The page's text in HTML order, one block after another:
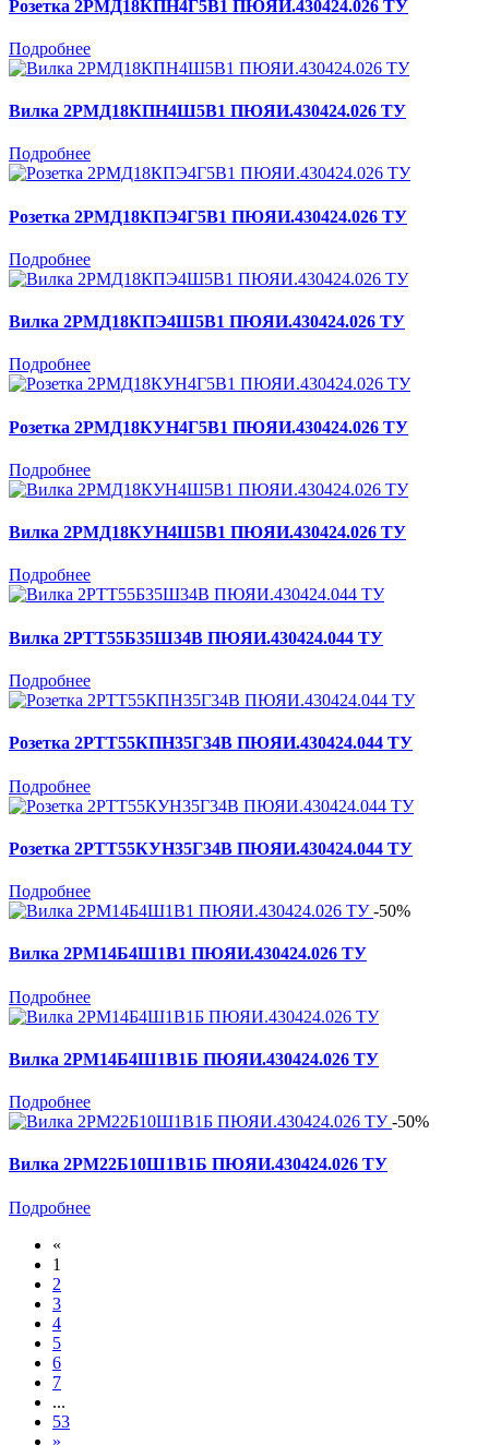
Розетка 2РМД18КПН4Г5В1 ПЮЯИ.430424.026 ТУ
Подробнее
Вилка 2РМД18КПН4Ш5В1 ПЮЯИ.430424.026 ТУ
Подробнее
Розетка 2РМД18КПЭ4Г5В1 ПЮЯИ.430424.026 ТУ
Подробнее
Вилка 2РМД18КПЭ4Ш5В1 ПЮЯИ.430424.026 ТУ
Подробнее
Розетка 2РМД18КУН4Г5В1 ПЮЯИ.430424.026 ТУ
Подробнее
Вилка 2РМД18КУН4Ш5В1 ПЮЯИ.430424.026 ТУ
Подробнее
Вилка 2РТТ55Б35Ш34В ПЮЯИ.430424.044 ТУ
Подробнее
Розетка 2РТТ55КПН35Г34В ПЮЯИ.430424.044 ТУ
Подробнее
Розетка 2РТТ55КУН35Г34В ПЮЯИ.430424.044 ТУ
Подробнее
-50%
Вилка 2РМ14Б4Ш1В1 ПЮЯИ.430424.026 ТУ
Подробнее
Вилка 2РМ14Б4Ш1В1Б ПЮЯИ.430424.026 ТУ
Подробнее
-50%
Вилка 2РМ22Б10Ш1В1Б ПЮЯИ.430424.026 ТУ
Подробнее
«
1
2
3
4
5
6
7
...
53
»